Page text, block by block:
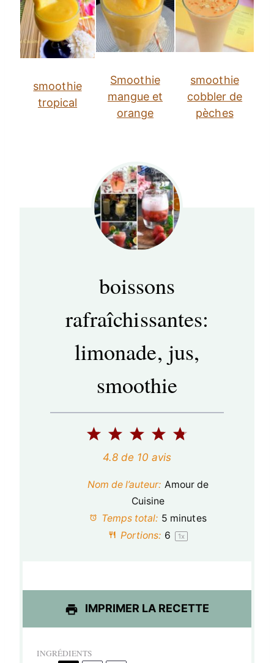
smoothie
tropical
Smoothie
mangue et
orange
smoothie
cobbler de
pèches
boissons
rafraîchissantes:
limonade, jus,
smoothie
5
t
i
s
4
é
t
i
s
3
é
t
o
i
s
2
é
t
i
s
1
é
t
i
4.8de 10 avis
Nom de l’auteur: Amour de
Cuisine
Temps total: 5 minutes
Portions: 6 1x
IMPRIMER LA RECETTE
INGRÉDIENTS